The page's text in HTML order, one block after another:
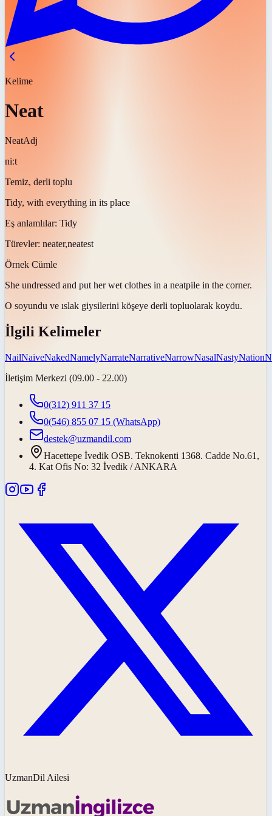
Kelime
Neat
NeatAdj
niːt
Temiz, derli toplu
Tidy, with everything in its place
Eş anlamlılar: Tidy
Türevler: neater,neatest
Örnek Cümle
She undressed and put her wet clothes in a neatpile in the corner.
O soyundu ve ıslak giysilerini köşeye derli topluolarak koydu.
İlgili Kelimeler
NailNaiveNakedNamelyNarrateNarrativeNarrowNasalNastyNation
İletişim Merkezi (09.00 - 22.00)
0(312) 911 37 15
0(546) 855 07 15 (WhatsApp)
destek@uzmandil.com
Hacettepe İvedik OSB. Teknokenti 1368. Cadde No.61,
4. Kat Ofis No: 32 İvedik / ANKARA
UzmanDil Ailesi